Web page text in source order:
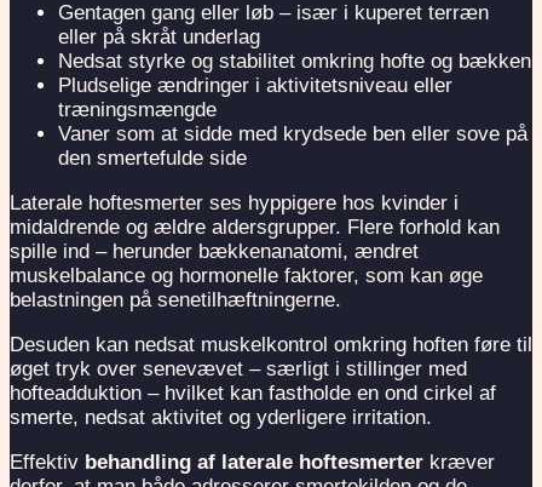
Gentagen gang eller løb – især i kuperet terræn
eller på skråt underlag
Nedsat styrke og stabilitet omkring hofte og bækken
Pludselige ændringer i aktivitetsniveau eller
træningsmængde
Vaner som at sidde med krydsede ben eller sove på
den smertefulde side
Laterale hoftesmerter ses hyppigere hos kvinder i
midaldrende og ældre aldersgrupper. Flere forhold kan
spille ind – herunder bækkenanatomi, ændret
muskelbalance og hormonelle faktorer, som kan øge
belastningen på senetilhæftningerne.
Desuden kan nedsat muskelkontrol omkring hoften føre til
øget tryk over senevævet – særligt i stillinger med
hofteadduktion – hvilket kan fastholde en ond cirkel af
smerte, nedsat aktivitet og yderligere irritation.
Effektiv behandling af laterale hoftesmerter kræver